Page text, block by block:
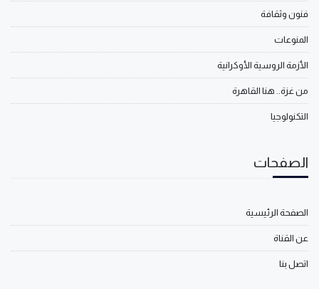
فنون وثقافة
المنوعات
الأزمة الروسية الأوكرانية
من غزة.. هنا القاهرة
التكنولوجيا
الصفحات
الصفحة الرئيسية
عن القناة
اتصل بنا